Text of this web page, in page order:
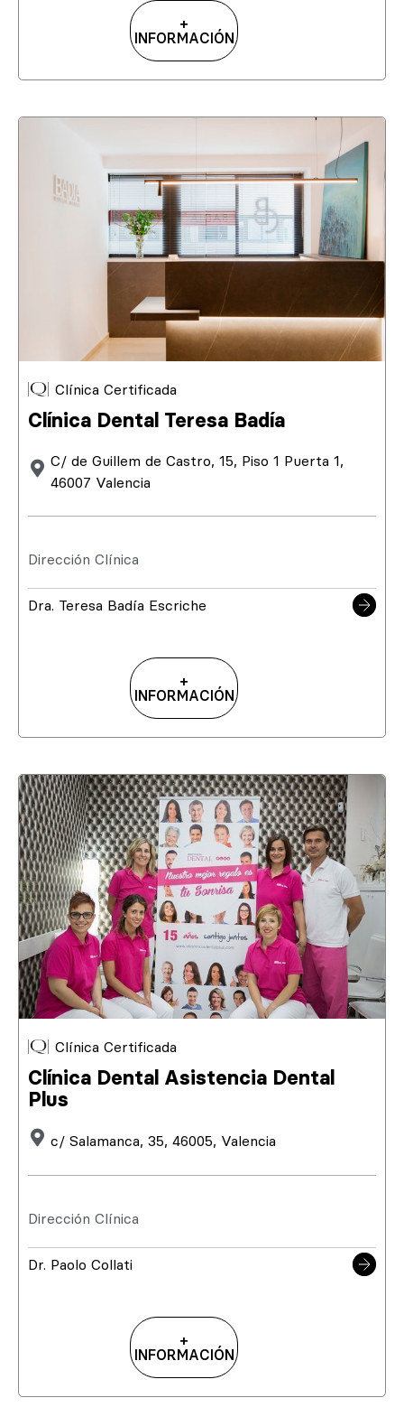
+
INFORMACIÓN
Clínica Certificada
Clínica Dental Teresa Badía
C/ de Guillem de Castro, 15, Piso 1 Puerta 1,
46007 Valencia
Dirección Clínica
Dra. Teresa Badía Escriche
+
INFORMACIÓN
Clínica Certificada
Clínica Dental Asistencia Dental
Plus
c/ Salamanca, 35, 46005, Valencia
Dirección Clínica
Dr. Paolo Collati
+
INFORMACIÓN